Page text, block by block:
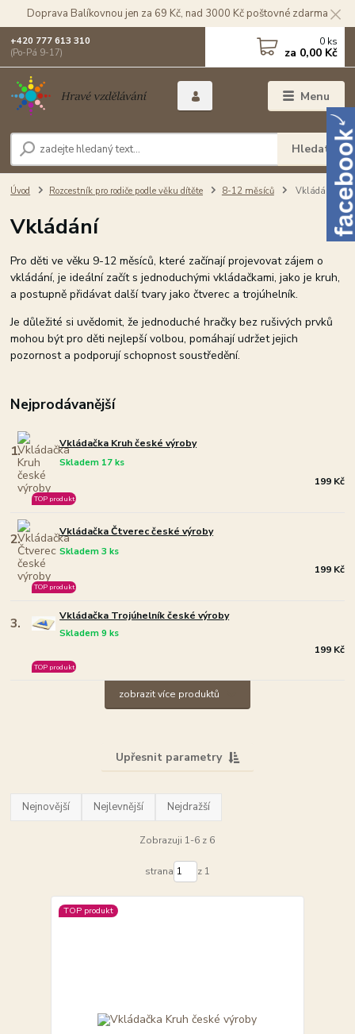
Doprava Balíkovnou jen za 69 Kč, nad 3000 Kč poštovné zdarma
Menu
Hledat
+420 777 613 310
(Po-Pá 9-17)
0 ks
za 0,00 Kč
Úvod Rozcestník pro rodiče podle věku dítěte 8-12 měsíců Vkládání
Vkládání
Pro děti ve věku 9-12 měsíců, které začínají projevovat zájem o
vkládání, je ideální začít s jednoduchými vkládačkami, jako je kruh,
a postupně přidávat další tvary jako čtverec a trojúhelník.
Je důležité si uvědomit, že jednoduché hračky bez rušivých prvků
mohou být pro děti nejlepší volbou, pomáhají udržet jejich
pozornost a podporují schopnost soustředění.
Nejprodávanější
1. Vkládačka Kruh české výroby
Skladem 17 ks
TOP produkt
199 Kč
2. Vkládačka Čtverec české výroby
Skladem 3 ks
TOP produkt
199 Kč
3. Vkládačka Trojúhelník české výroby
Skladem 9 ks
TOP produkt
199 Kč
zobrazit více produktů
Upřesnit parametry
Nejnovější Nejlevnější Nejdražší
Zobrazuji 1-6 z 6
strana z 1
TOP produkt